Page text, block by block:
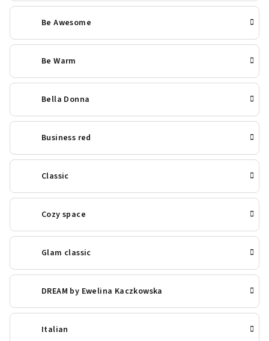
Be Awesome
Be Warm
Bella Donna
Business red
Classic
Cozy space
Glam classic
DREAM by Ewelina Kaczkowska
Italian